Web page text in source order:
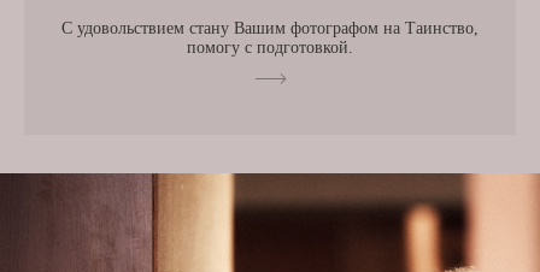
С удовольствием стану Вашим фотографом на Таинство,
помогу с подготовкой.